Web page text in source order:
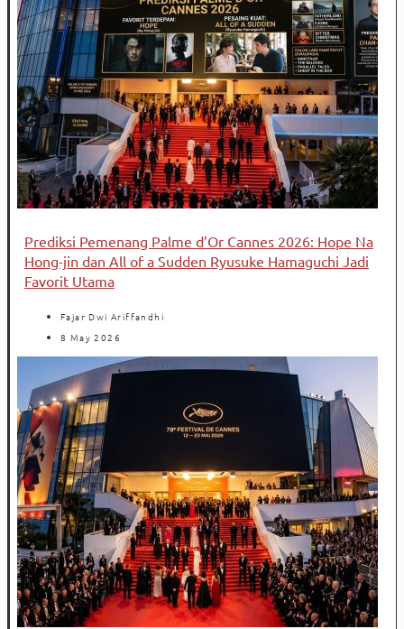
Prediksi Pemenang Palme d’Or Cannes 2026: Hope Na
Hong-jin dan All of a Sudden Ryusuke Hamaguchi Jadi
Favorit Utama
Fajar Dwi Ariffandhi
8 May 2026